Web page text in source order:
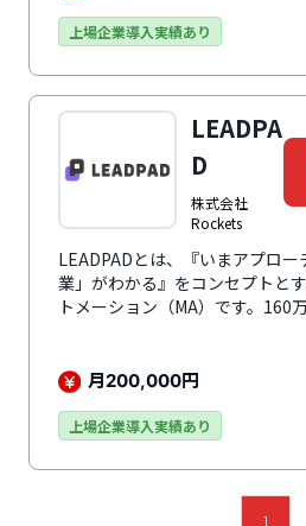
す。営業・決済までを含む機能
本格的に目指す企業におすすめ
上場企業導入実績あり
LEADPA
D
株式会社
Rockets
LEADPADとは、『いまアプロ
業」がわかる』をコンセプトと
トメーション（MA）です。160
スを軸に、見込み顧客に合った
営業活動において重要なファク
最大化」を支援できるセールス
た見込み顧客データに企業情報
ーゲットセグメントを作成し、
ます。Webトラッキング・イン
購買シグナル検知により、見込
月200,000円
上場企業導入実績あり
1